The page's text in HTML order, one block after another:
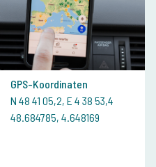
GPS-Koordinaten
N 48 41 05,2, E 4 38 53,4
48.684785, 4.648169